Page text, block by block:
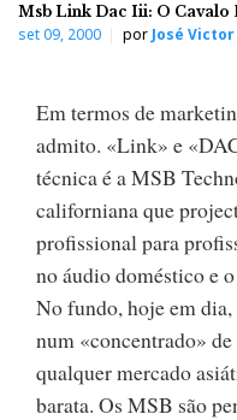
Msb Link Dac Iii: O Cavalo
set 09, 2000 por José
Em termos de
admito. «Link» e
técnica é a MSB
californiana que
profissional para
no áudio doméstico e
No fundo, hoje em
num «concentrado»
qualquer mercado
barata. Os MSB são